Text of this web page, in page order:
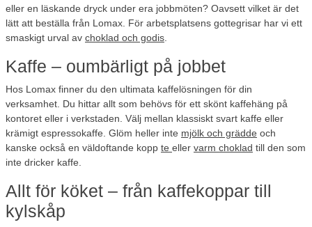
eller en läskande dryck under era jobbmöten? Oavsett vilket är det
lätt att beställa från Lomax. För arbetsplatsens gottegrisar har vi ett
smaskigt urval av choklad och godis
Kaffe – oumbärligt på jobbet
Hos Lomax finner du den ultimata kaffelösningen för din
verksamhet. Du hittar allt som behövs för ett skönt kaffehäng på
kontoret eller i verkstaden. Välj mellan klassiskt svart kaffe eller
krämigt espressokaffe. Glöm heller inte mjölk och grädde och
kanske också en väldoftande kopp te eller varm choklad till den som
inte dricker kaffe.
Allt för köket – från kaffekoppar till
kylskåp